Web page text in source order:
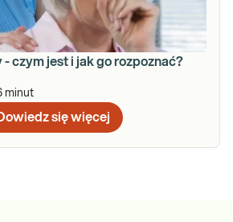
czym jest i jak go rozpoznać?
minut
się więcej